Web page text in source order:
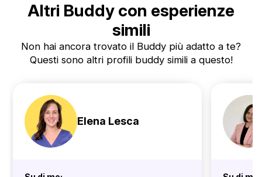
Altri Buddy con esperienze
simili
Non hai ancora trovato il Buddy più adatto a te?
Questi sono altri profili buddy simili a questo!
Elena Lesca